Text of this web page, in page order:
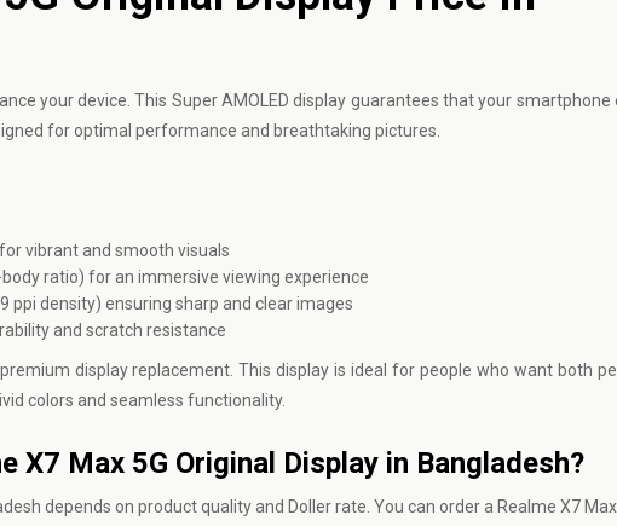
your device. This Super AMOLED display guarantees that your smartphone
for optimal performance and breathtaking pictures.
vibrant and smooth visuals
ratio) for an immersive viewing experience
ppi density) ensuring sharp and clear images
and scratch resistance
display replacement. This display is ideal for people who want both
colors and seamless functionality.
X7 Max 5G Original Display in Bangladesh?
depends on product quality and Doller rate. You can order a Realme X7 Max